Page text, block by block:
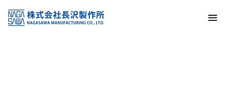
KSS加盟店・取扱店情報
店舗一覧